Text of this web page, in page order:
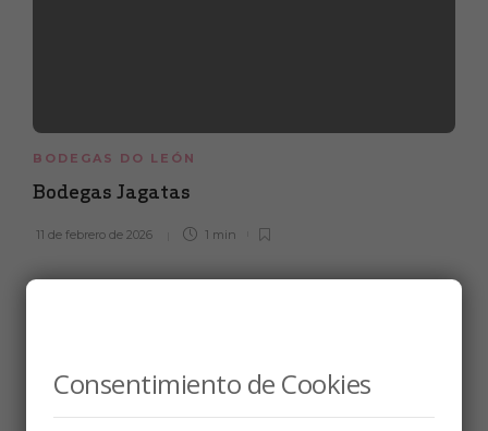
BODEGAS DO LEÓN
Bodegas Jagatas
11 de febrero de 2026 1 min
Consentimiento de Cookies